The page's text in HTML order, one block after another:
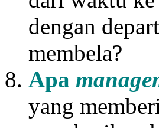
dengan
membela?
Apa
yang